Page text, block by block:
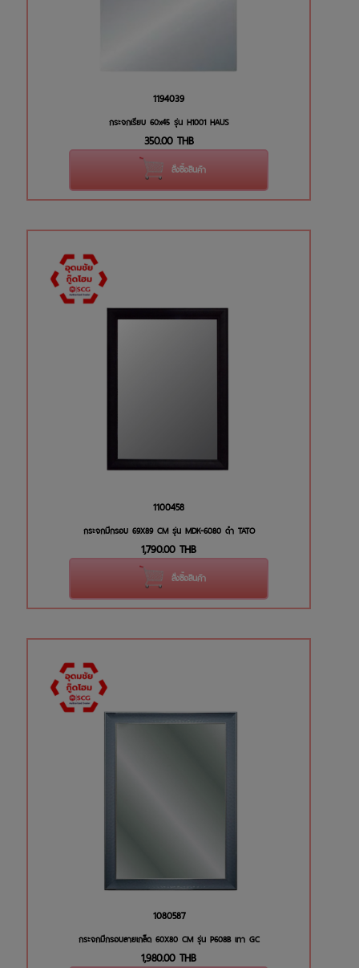
1194039
กระจกเรียบ 60x45 รุ่น H1001 HAUS
350.00 THB
สั่งซื้อสินค้า
1100458
กระจกมีกรอบ 69X89 CM รุ่น MDK-6080 ดำ TATO
1,790.00 THB
สั่งซื้อสินค้า
1080587
กระจกมีกรอบลายเกล็ด 60X80 CM รุ่น P608B เทา GC
1,980.00 THB